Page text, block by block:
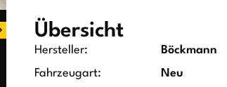
Übersicht
Hersteller:
Böckmann
Fahrzeugart:
Neu